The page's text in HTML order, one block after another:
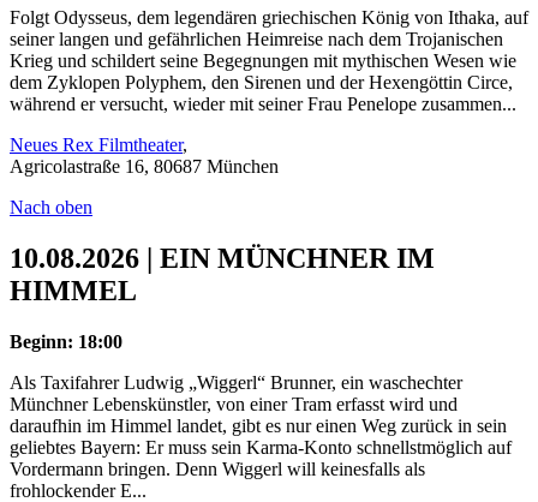
Folgt Odysseus, dem legendären griechischen König von Ithaka, auf
seiner langen und gefährlichen Heimreise nach dem Trojanischen
Krieg und schildert seine Begegnungen mit mythischen Wesen wie
dem Zyklopen Polyphem, den Sirenen und der Hexengöttin Circe,
während er versucht, wieder mit seiner Frau Penelope zusammen...
Neues Rex Filmtheater,
Agricolastraße 16, 80687 München
Nach oben
10.08.2026 | EIN MÜNCHNER IM
HIMMEL
Beginn: 18:00
Als Taxifahrer Ludwig „Wiggerl“ Brunner, ein waschechter
Münchner Lebenskünstler, von einer Tram erfasst wird und
daraufhin im Himmel landet, gibt es nur einen Weg zurück in sein
geliebtes Bayern: Er muss sein Karma-Konto schnellstmöglich auf
Vordermann bringen. Denn Wiggerl will keinesfalls als
frohlockender E...